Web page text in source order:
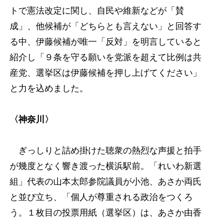
トで憲法改定に関し、自民や維新などが「賛
成」、他候補が「どちらとも言えない」と回答す
る中、伊藤候補が唯一「反対」を明言していると
紹介し「９条を守る願いを党派を超えて比例は共
産党、選挙区は伊藤候補を押し上げてください」
と力を込めました。
〈神奈川〉
ぎっしりと詰め掛けた聴衆の熱烈な声援と拍手
が幾度となく響き渡った横浜駅前。「れいわ新選
組」代表の山本太郎参院議員が小池、あさか両氏
と並び立ち、「個人が尊重される政治をつくろ
う。１枚目の投票用紙（選挙区）は、あさか由香